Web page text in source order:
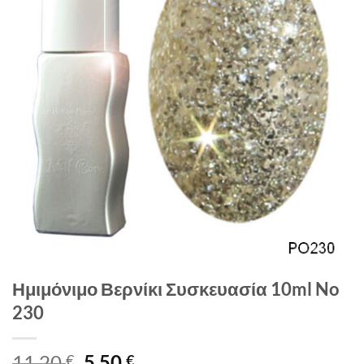
Ημιμόνιμο Βερνίκι Συσκευασία 10ml No
230
€ €